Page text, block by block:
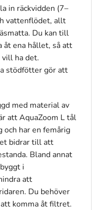
in räckvidden (7–
vattenflödet, allt
Du kan till
åt ena hållet, så att
ha det.
stödfötter gör att
med material av
att AquaZoom L tål
har en femårig
bidrar till att
Bland annat
i
att
Du behöver
komma åt filtret.